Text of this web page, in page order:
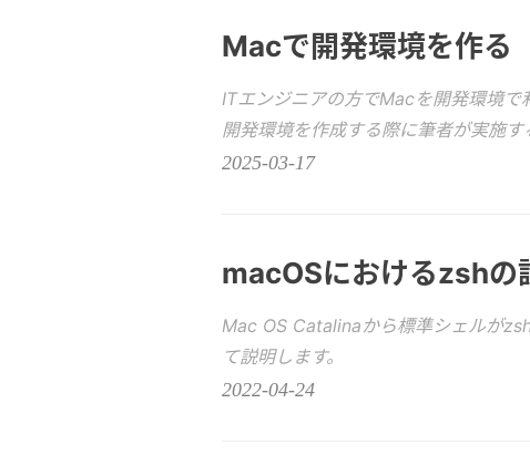
Macで開発環境を作る
ITエンジニアの方でMacを開発環境
開発環境を作成する際に筆者が実施す
2025-03-17
macOSにおけるzshの
Mac OS Catalinaから標準シェルが
て説明します。
2022-04-24